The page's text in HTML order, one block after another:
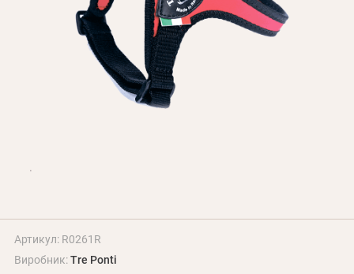
Оплата і доставка
Програма лояльності
Про Нас
Оптовим клієнтам
Контакти
Артикул: R0261R
Виробник:Tre Ponti